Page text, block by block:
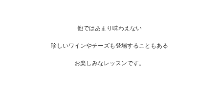
他ではあまり味わえない
珍しいワインやチーズも登場することもある
お楽しみなレッスンです。